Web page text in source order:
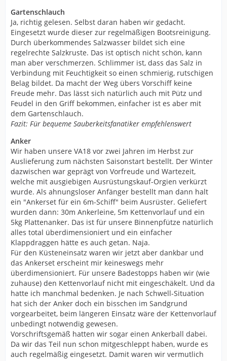
Gartenschlauch
Ja, richtig gelesen. Selbst daran haben wir gedacht.
Eingesetzt wurde dieser zur regelmäßigen Bootsreinigung.
Durch überkommendes Salzwasser bildet sich eine
regelrechte Salzkruste. Das ist optisch nicht schön, kann
man aber verschmerzen. Schlimmer ist, dass das Salz in
Verbindung mit Feuchtigkeit so einen schmierig, rutschigen
Belag bildet. Da macht der Weg übers Vorschiff keine
Freude mehr. Das lässt sich natürlich auch mit Pütz und
Feudel in den Griff bekommen, einfacher ist es aber mit
dem Gartenschlauch.
Fazit: Für bequeme Sauberkeitsfanatiker empfehlenswert
Anker
Wir haben unsere VA18 vor zwei Jahren im Herbst zur
Auslieferung zum nächsten Saisonstart bestellt. Der Winter
dazwischen war geprägt von Vorfreude und Wartezeit,
welche mit ausgiebigen Ausrüstungskauf-Orgien verkürzt
wurde. Als ahnungsloser Anfänger bestellt man dann halt
ein "Ankerset für ein 6m-Schiff" beim Ausrüster. Geliefert
wurden dann: 30m Ankerleine, 5m Kettenvorlauf und ein
5kg Plattenanker. Das ist für unsere Binnenpfütze natürlich
alles total überdimensioniert und ein einfacher
Klappdraggen hätte es auch getan. Naja.
Für den Küsteneinsatz waren wir jetzt aber dankbar und
das Ankerset erscheint mir keineswegs mehr
überdimensioniert. Für unsere Badestopps haben wir (wie
zuhause) den Kettenvorlauf nicht mit eingeschäkelt. Und da
hatte ich manchmal bedenken. Je nach Schwell-Situation
hat sich der Anker doch ein bisschen im Sandgrund
vorgearbeitet, beim längeren Einsatz wäre der Kettenvorlauf
unbedingt notwendig gewesen.
Vorschriftsgemäß hatten wir sogar einen Ankerball dabei.
Da wir das Teil nun schon mitgeschleppt haben, wurde es
auch regelmäßig eingesetzt. Damit waren wir vermutlich